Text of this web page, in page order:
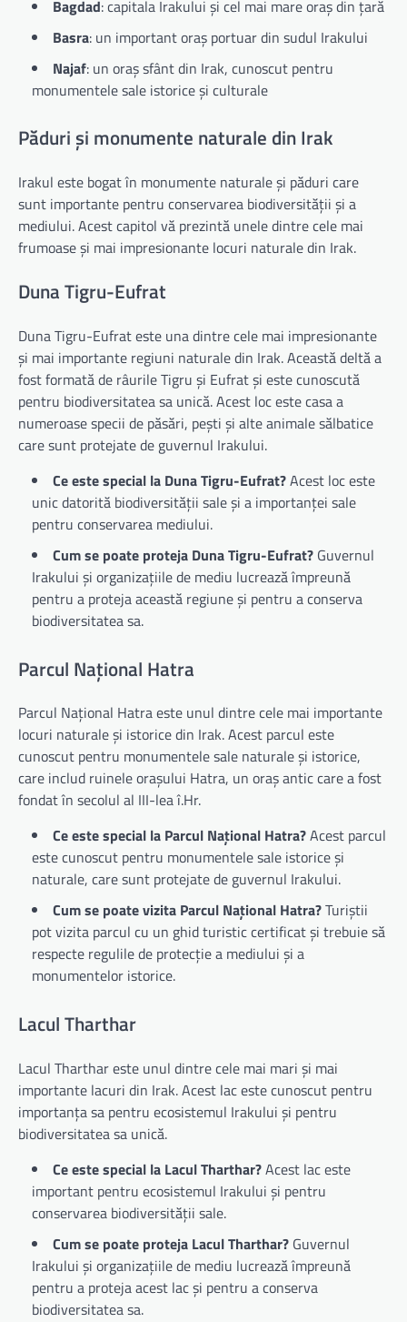
Bagdad: capitala Irakului și cel mai mare oraș din țară
Basra: un important oraș portuar din sudul Irakului
Najaf: un oraș sfânt din Irak, cunoscut pentru
monumentele sale istorice și culturale
Păduri și monumente naturale din Irak
Irakul este bogat în monumente naturale și păduri care
sunt importante pentru conservarea biodiversității și a
mediului. Acest capitol vă prezintă unele dintre cele mai
frumoase și mai impresionante locuri naturale din Irak.
Duna Tigru-Eufrat
Duna Tigru-Eufrat este una dintre cele mai impresionante
și mai importante regiuni naturale din Irak. Această deltă a
fost formată de râurile Tigru și Eufrat și este cunoscută
pentru biodiversitatea sa unică. Acest loc este casa a
numeroase specii de păsări, pești și alte animale sălbatice
care sunt protejate de guvernul Irakului.
Ce este special la Duna Tigru-Eufrat?Acest loc este
unic datorită biodiversității sale și a importanței sale
pentru conservarea mediului.
Cum se poate proteja Duna Tigru-Eufrat? Guvernul
Irakului și organizațiile de mediu lucrează împreună
pentru a proteja această regiune și pentru a conserva
biodiversitatea sa.
Parcul Național Hatra
Parcul Național Hatra este unul dintre cele mai importante
locuri naturale și istorice din Irak. Acest parcul este
cunoscut pentru monumentele sale naturale și istorice,
care includ ruinele orașului Hatra, un oraș antic care a fost
fondat în secolul al III-lea î.Hr.
Ce este special la Parcul Național Hatra?Acest parcul
este cunoscut pentru monumentele sale istorice și
naturale, care sunt protejate de guvernul Irakului.
Cum se poate vizita Parcul Național Hatra?Turiștii
pot vizita parcul cu un ghid turistic certificat și trebuie să
respecte regulile de protecție a mediului și a
monumentelor istorice.
Lacul Tharthar
Lacul Tharthar este unul dintre cele mai mari și mai
importante lacuri din Irak. Acest lac este cunoscut pentru
importanța sa pentru ecosistemul Irakului și pentru
biodiversitatea sa unică.
Ce este special la Lacul Tharthar?Acest lac este
important pentru ecosistemul Irakului și pentru
conservarea biodiversității sale.
Cum se poate proteja Lacul Tharthar? Guvernul
Irakului și organizațiile de mediu lucrează împreună
pentru a proteja acest lac și pentru a conserva
biodiversitatea sa.